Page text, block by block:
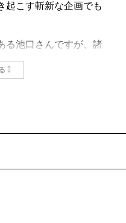
起こす斬新な企画でも
る池口さんですが、諸
世にも珍しい「シング
休日もプライベート
ァザー住職。ときに
プに悩みつつ、いか